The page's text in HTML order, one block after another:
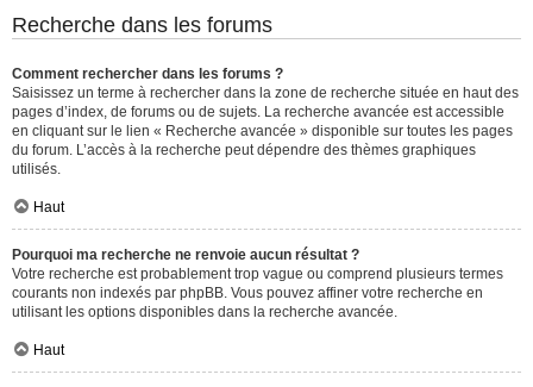
Recherche dans les forums
Comment rechercher dans les forums ?
Saisissez un terme à rechercher dans la zone de recherche située en haut des
pages d’index, de forums ou de sujets. La recherche avancée est accessible
en cliquant sur le lien « Recherche avancée » disponible sur toutes les pages
du forum. L’accès à la recherche peut dépendre des thèmes graphiques
utilisés.
Haut
Pourquoi ma recherche ne renvoie aucun résultat ?
Votre recherche est probablement trop vague ou comprend plusieurs termes
courants non indexés par phpBB. Vous pouvez affiner votre recherche en
utilisant les options disponibles dans la recherche avancée.
Haut